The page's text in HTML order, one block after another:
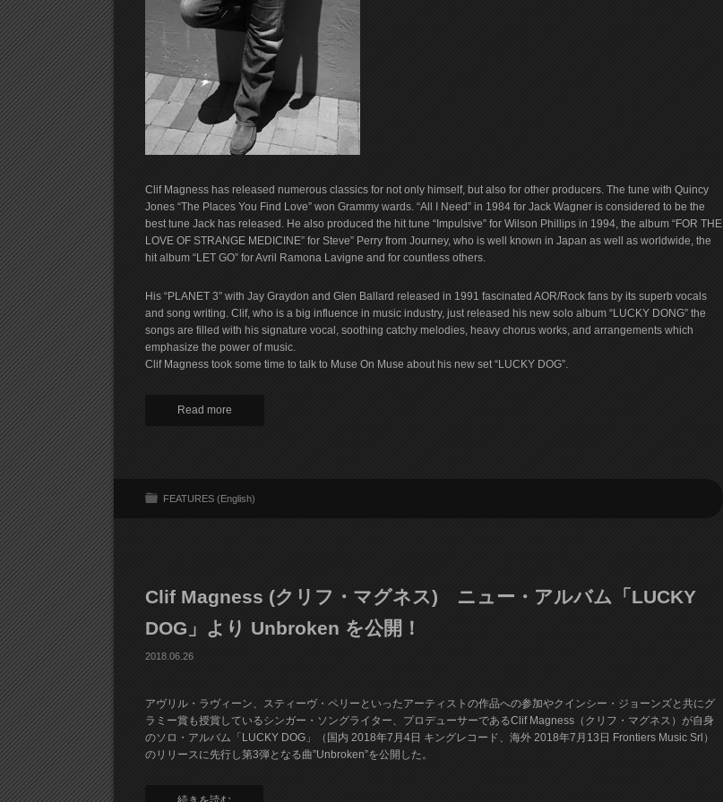
Clif Magness has released numerous classics for not only himself, but also for other producers. The tune with Quincy
Jones “The Places You Find Love” won Grammy wards. “All I Need” in 1984 for Jack Wagner is considered to be the
best tune Jack has released. He also produced the hit tune “Impulsive” for Wilson Phillips in 1994, the album “FOR THE
LOVE OF STRANGE MEDICINE” for Steve” Perry from Journey, who is well known in Japan as well as worldwide, the
hit album “LET GO” for Avril Ramona Lavigne and for countless others.
His “PLANET 3” with Jay Graydon and Glen Ballard released in 1991 fascinated AOR/Rock fans by its superb vocals
and song writing. Clif, who is a big influence in music industry, just released his new solo album “LUCKY DONG” the
songs are filled with his signature vocal, soothing catchy melodies, heavy chorus works, and arrangements which
emphasize the power of music.
Clif Magness took some time to talk to Muse On Muse about his new set “LUCKY DOG”.
Read more
FEATURES (English)
Clif Magness (クリフ・マグネス) ニュー・アルバム「LUCKY
DOG」より Unbroken を公開！
2018.06.26
アヴリル・ラヴィーン、スティーヴ・ペリーといったアーティストの作品への参加やクインシー・ジョーンズと共にグ
ラミー賞も授賞しているシンガー・ソングライター、プロデューサーであるClif Magness（クリフ・マグネス）が自身
のソロ・アルバム「LUCKY DOG」（国内 2018年7月4日 キングレコード、海外 2018年7月13日 Frontiers Music Srl）
のリリースに先行し第3弾となる曲”Unbroken”を公開した。